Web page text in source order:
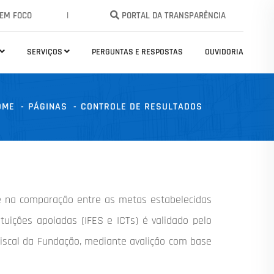
FOCO | PORTAL DA TRANSPARÊNCIA
SERVIÇOS PERGUNTAS E RESPOSTAS OUVIDORIA
PÁGINAS CONTROLE DE RESULTADOS
comparação entre as metas estabelecidas
apoiadas (IFES e ICTs) é validado pelo
da Fundação, mediante avalição com base